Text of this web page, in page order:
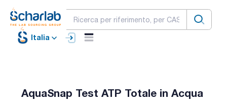
Italia
AquaSnap Test ATP Totale in Acqua